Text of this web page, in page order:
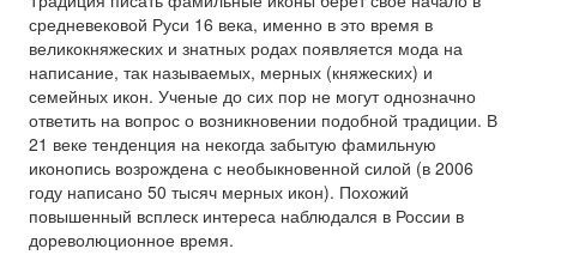
средневековой Руси 16 века, именно в это время в
великокняжеских и знатных родах появляется мода на
написание, так называемых, мерных (княжеских) и
семейных икон. Ученые до сих пор не могут однозначно
ответить на вопрос о возникновении подобной традиции. В
21 веке тенденция на некогда забытую фамильную
иконопись возрождена с необыкновенной силой (в 2006
году написано 50 тысяч мерных икон). Похожий
повышенный всплеск интереса наблюдался в России в
дореволюционное время.